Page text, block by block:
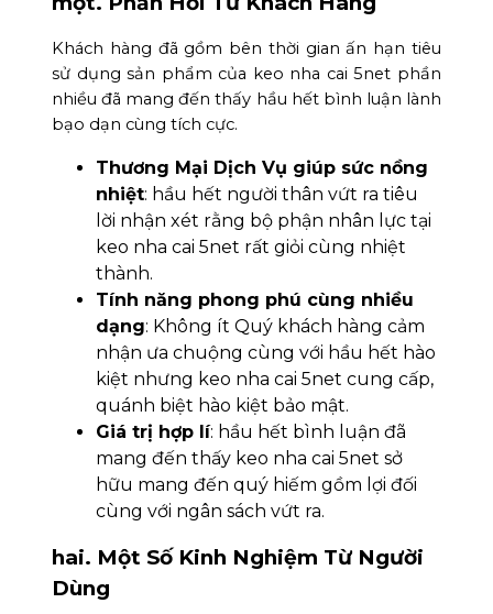
Khách hàng đã gồm bên thời gian ấn hạn tiêu
sử dụng sản phẩm của keo nha cai 5net phần
nhiều đã mang đến thấy hầu hết bình luận lành
bạo dạn cùng tích cực.
Thương Mại Dịch Vụ giúp sức nồng
nhiệt: hầu hết người thân vứt ra tiêu
lời nhận xét rằng bộ phận nhân lực tại
keo nha cai 5net rất giỏi cùng nhiệt
thành.
Tính năng phong phú cùng nhiều
dạng: Không ít Quý khách hàng cảm
nhận ưa chuộng cùng với hầu hết hào
kiệt nhưng keo nha cai 5net cung cấp,
quánh biệt hào kiệt bảo mật.
Giá trị hợp lí: hầu hết bình luận đã
mang đến thấy keo nha cai 5net sở
hữu mang đến quý hiếm gồm lợi đối
cùng với ngân sách vứt ra.
hai. Một Số Kinh Nghiệm Từ Người
Dùng